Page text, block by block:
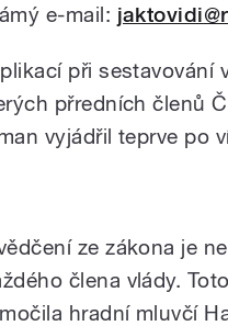
e-mail:
při sestavování
přredních členů
vyjádřil teprve po
ze zákona je
člena vlády.
hradní mluvčí